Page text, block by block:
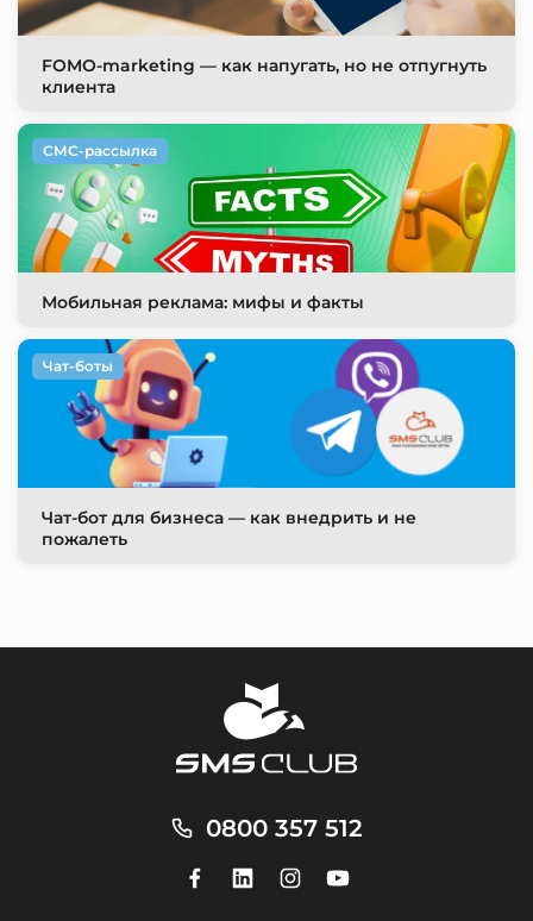
FOMO-marketing — как напугать, но не отпугнуть
клиента
Мобильная реклама: мифы и факты
СМС-рассылка
Чат-бот для бизнеса — как внедрить и не
пожалеть
Чат-боты
0800 357 512